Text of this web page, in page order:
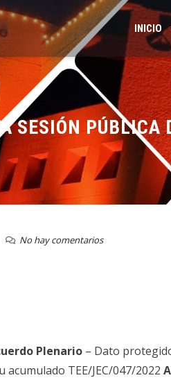
INICIO
SESIÓN PÚBLICA
No hay comentarios
Plenario – Dato
acumulado TEE/JEC/047/2022